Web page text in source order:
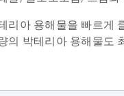
리아 용해물을 빠르게
의 박테리아 용해물도